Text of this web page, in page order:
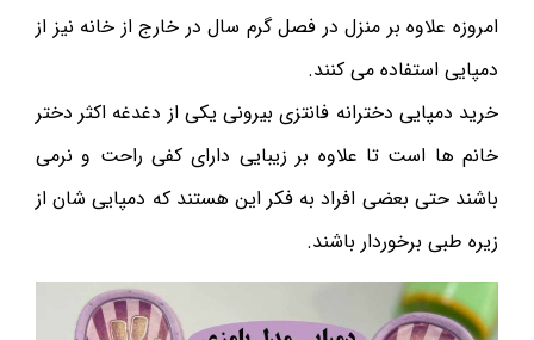
امروزه علاوه بر منزل در فصل گرم‌ سال در خارج از خانه نیز از
دمپایی استفاده می کنند.
خرید دمپایی دخترانه فانتزی بیرونی یکی از دغدغه اکثر دختر
خانم ها است تا علاوه بر زیبایی دارای کفی راحت و نرمی
باشند حتی بعضی افراد به فکر این هستند که دمپایی شان از
زیره طبی برخوردار باشند.